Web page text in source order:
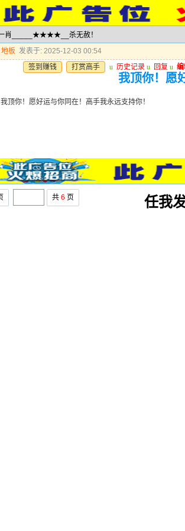
肖_____★★★★__杀无赦！
地板 发表于: 2025-12-03 00:54
签到赚钱
打赏高手 u 历史记录 u 回复 u
我顶你！愿
我顶你！愿好运与你同在！高手我永远支持你！
共 6 页 任我发